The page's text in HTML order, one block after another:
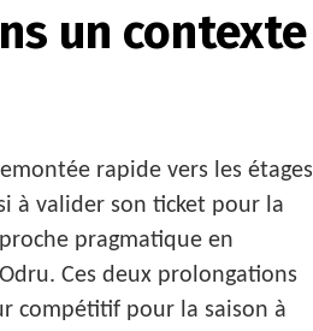
un contexte
rapide vers les étages
à valider son ticket pour la
pragmatique en
Ces deux prolongations
compétitif pour la saison à